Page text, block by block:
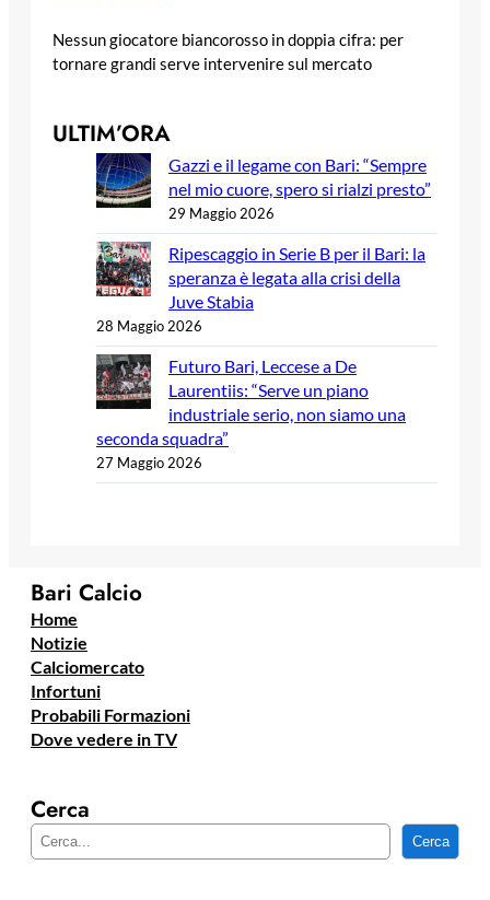
Nessun giocatore biancorosso in doppia cifra: per
tornare grandi serve intervenire sul mercato
ULTIM’ORA
Gazzi e il legame con Bari: “Sempre
nel mio cuore, spero si rialzi presto”
29 Maggio 2026
Ripescaggio in Serie B per il Bari: la
speranza è legata alla crisi della
Juve Stabia
28 Maggio 2026
Futuro Bari, Leccese a De
Laurentiis: “Serve un piano
industriale serio, non siamo una
seconda squadra”
27 Maggio 2026
Bari Calcio
Home
Notizie
Calciomercato
Infortuni
Probabili Formazioni
Dove vedere in TV
Cerca
e
Cerca